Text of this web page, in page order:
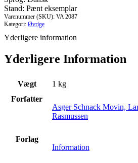
Stand: Pænt eksemplar
Varenummer (SKU): VA 2087
Kategori: Øvrige
Yderligere information
Yderligere Information
Vægt
1 kg
Forfatter
Asger Schnack Movin,
Rasmussen
Forlag
Information